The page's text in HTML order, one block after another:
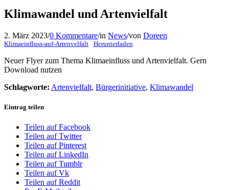
Klimawandel und Artenvielfalt
2. März 2023/0 Kommentare/in News/von Doreen
Klimaeinfluss-auf-Artenvelfalt Herunterladen
Neuer Flyer zum Thema Klimaeinfluss und Artenvielfalt. Gern
Download nutzen
Schlagworte: Artenvielfalt, Bürgerinitiative, Klimawandel
Eintrag teilen
Teilen auf Facebook
Teilen auf Twitter
Teilen auf Pinterest
Teilen auf LinkedIn
Teilen auf Tumblr
Teilen auf Vk
Teilen auf Reddit